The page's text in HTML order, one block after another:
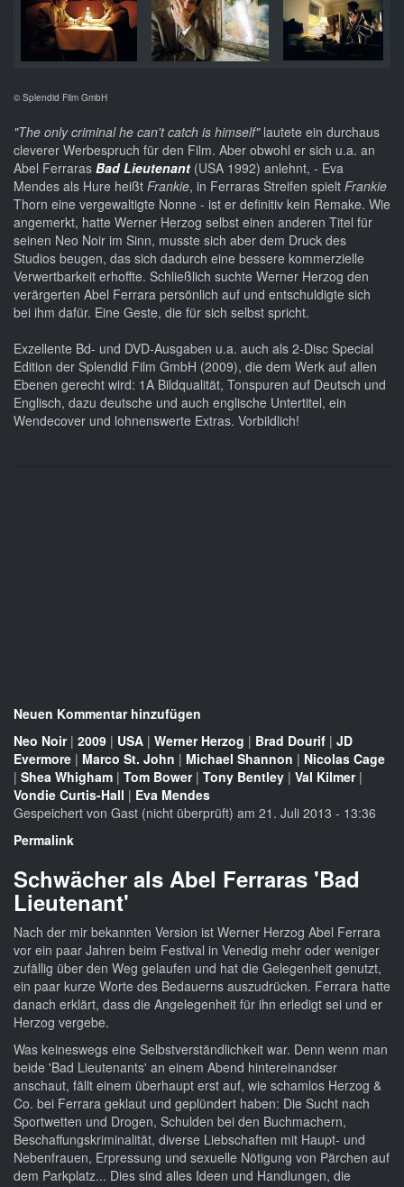
© Splendid Film GmbH
"The only criminal he can't catch is himself" lautete ein durchaus
cleverer Werbespruch für den Film. Aber obwohl er sich u.a. an
Abel Ferraras Bad Lieutenant (USA 1992) anlehnt, - Eva
Mendes als Hure heißt Frankie, in Ferraras Streifen spielt Frankie
Thorn eine vergewaltigte Nonne - ist er definitiv kein Remake. Wie
angemerkt, hatte Werner Herzog selbst einen anderen Titel für
seinen Neo Noir im Sinn, musste sich aber dem Druck des
Studios beugen, das sich dadurch eine bessere kommerzielle
Verwertbarkeit erhoffte. Schließlich suchte Werner Herzog den
verärgerten Abel Ferrara persönlich auf und entschuldigte sich
bei ihm dafür. Eine Geste, die für sich selbst spricht.
Exzellente Bd- und DVD-Ausgaben u.a. auch als 2-Disc Special
Edition der Splendid Film GmbH (2009), die dem Werk auf allen
Ebenen gerecht wird: 1A Bildqualität, Tonspuren auf Deutsch und
Englisch, dazu deutsche und auch englische Untertitel, ein
Wendecover und lohnenswerte Extras. Vorbildlich!
Neuen Kommentar hinzufügen
Neo Noir| 2009 | USA | Werner Herzog | Brad Dourif | JD
Evermore | Marco St. John | Michael Shannon | Nicolas Cage
| Shea Whigham | Tom Bower| Tony Bentley | Val Kilmer|
Vondie Curtis-Hall | Eva Mendes
Gespeichert von Gast (nicht überprüft) am 21. Juli 2013 - 13:36
Permalink
Schwächer als Abel Ferraras 'Bad
Lieutenant'
Nach der mir bekannten Version ist Werner Herzog Abel Ferrara
vor ein paar Jahren beim Festival in Venedig mehr oder weniger
zufällig über den Weg gelaufen und hat die Gelegenheit genutzt,
ein paar kurze Worte des Bedauerns auszudrücken. Ferrara hatte
danach erklärt, dass die Angelegenheit für ihn erledigt sei und er
Herzog vergebe.
Was keineswegs eine Selbstverständlichkeit war. Denn wenn man
beide 'Bad Lieutenants' an einem Abend hintereinandser
anschaut, fällt einem überhaupt erst auf, wie schamlos Herzog &
Co. bei Ferrara geklaut und geplündert haben: Die Sucht nach
Sportwetten und Drogen, Schulden bei den Buchmachern,
Beschaffungskriminalität, diverse Liebschaften mit Haupt- und
Nebenfrauen, Erpressung und sexuelle Nötigung von Pärchen auf
dem Parkplatz... Dies sind alles Ideen und Handlungen, die